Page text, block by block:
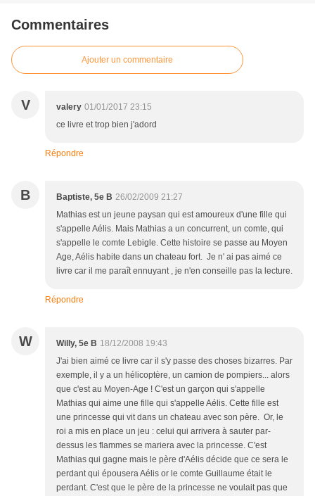
Commentaires
Ajouter un commentaire
V valery 01/01/2017 23:15
ce livre et trop bien j'adord
Répondre
B Baptiste, 5e B 26/02/2009 21:27
Mathias est un jeune paysan qui est amoureux d'une fille qui
s'appelle Aélis. Mais Mathias a un concurrent, un comte, qui
s'appelle le comte Lebigle. Cette histoire se passe au Moyen
Age, Aélis habite dans un chateau fort. Je n' ai pas aimé ce
livre car il me paraît ennuyant , je n'en conseille pas la lecture.
Répondre
W Willy, 5e B 18/12/2008 19:43
J'ai bien aimé ce livre car il s'y passe des choses bizarres. Par
exemple, il y a un hélicoptère, un camion de pompiers... alors
que c'est au Moyen-Age ! C'est un garçon qui s'appelle
Mathias qui aime une fille qui s'appelle Aélis. Cette fille est
une princesse qui vit dans un chateau avec son père. Or, le
roi a mis en place un jeu : celui qui arrivera à sauter par-
dessus les flammes se mariera avec la princesse. C'est
Mathias qui gagne mais le père d'Aélis décide que ce sera le
perdant qui épousera Aélis or le comte Guillaume était le
perdant. C'est que le père de la princesse ne voulait pas que